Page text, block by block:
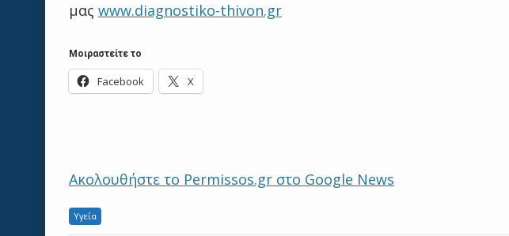
μας www.diagnostiko-thivon.gr
Μοιραστείτε το
Facebook X
Ακολουθήστε το Permissos.gr στο Google News
Υγεία